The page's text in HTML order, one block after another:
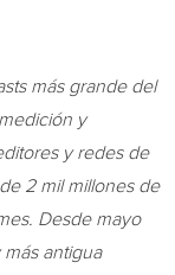
más grande del
y
y redes de
2 mil millones de
Desde mayo
antigua